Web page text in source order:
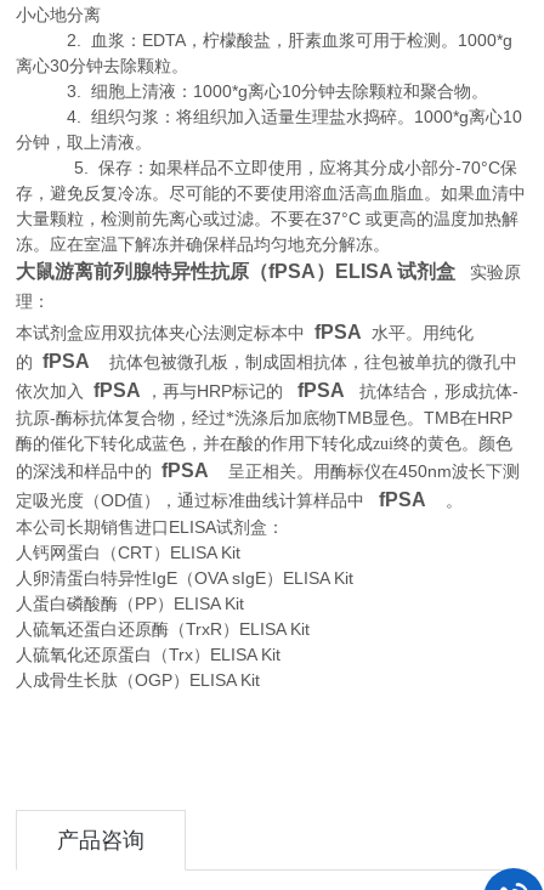
小心地分离
2. 血浆：EDTA，柠檬酸盐，肝素血浆可用于检测。1000*g
离心30分钟去除颗粒。
3. 细胞上清液：1000*g离心10分钟去除颗粒和聚合物。
4. 组织匀浆：将组织加入适量生理盐水捣碎。1000*g离心10
分钟，取上清液。
5. 保存：如果样品不立即使用，应将其分成小部分-70°C保
存，避免反复冷冻。尽可能的不要使用溶血活高血脂血。如果血清中
大量颗粒，检测前先离心或过滤。不要在37°C 或更高的温度加热解
冻。应在室温下解冻并确保样品均匀地充分解冻。
大鼠游离前列腺特异性抗原（fPSA）ELISA 试剂盒
实验原
理 ：
本试剂盒应用双抗体夹心法测定标本中
fPSA
水平。用纯化
的
fPSA
抗体包被微孔板，制成固相抗体，往包被单抗的微孔中
依次加入
fPSA ，再与HRP标记的 fPSA 抗体结合，形成抗体-
抗原-酶标抗体复合物，经过*洗涤后加底物TMB显色。TMB在HRP
酶的催化下转化成蓝色，并在酸的作用下转化成zui终的黄色。颜色
的深浅和样品中的
fPSA 呈正相关。用酶标仪在450nm波长下测
定吸光度（OD值），通过标准曲线计算样品中 fPSA
。
本公司长期销售进口ELISA试剂盒：
人钙网蛋白（CRT）ELISA Kit
人卵清蛋白特异性IgE（OVA sIgE）ELISA Kit
人蛋白磷酸酶（PP）ELISA Kit
人硫氧还蛋白还原酶（TrxR）ELISA Kit
人硫氧化还原蛋白（Trx）ELISA Kit
人成骨生长肽（OGP）ELISA Kit
产品咨询